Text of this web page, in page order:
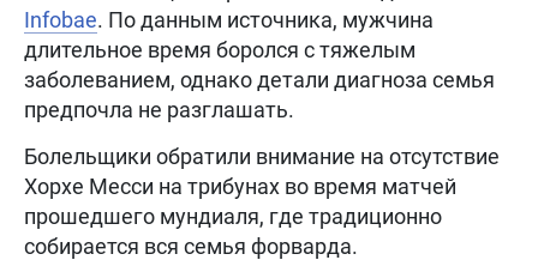
Infobae. По данным источника, мужчина
длительное время боролся с тяжелым
заболеванием, однако детали диагноза семья
предпочла не разглашать.
Болельщики обратили внимание на отсутствие
Хорхе Месси на трибунах во время матчей
прошедшего мундиаля, где традиционно
собирается вся семья форварда.